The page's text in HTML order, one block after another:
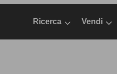
Ricerca Vendi